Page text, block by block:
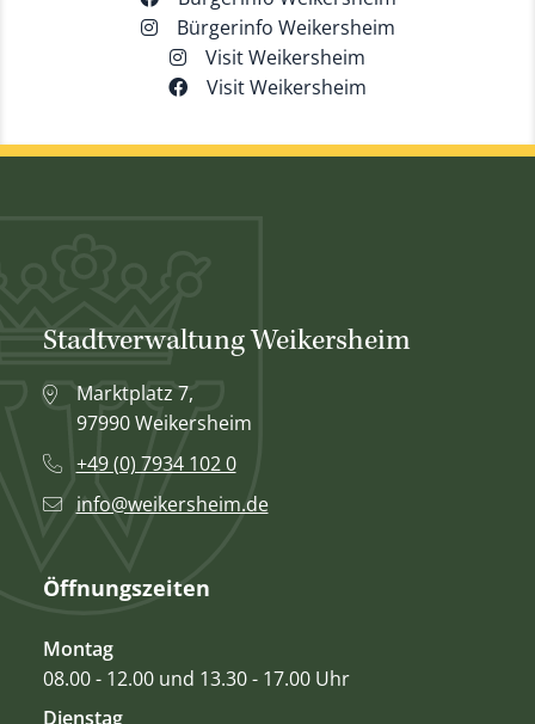
Bürgerinfo Weikersheim
Visit Weikersheim
Visit Weikersheim
Stadtverwaltung Weikersheim
Marktplatz 7,
97990 Weikersheim
+49 (0) 7934 102 0
info@weikersheim.de
Öffnungszeiten
Montag
08.00 - 12.00 und 13.30 - 17.00 Uhr
Dienstag